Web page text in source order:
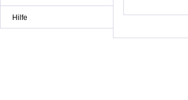
Hilfe